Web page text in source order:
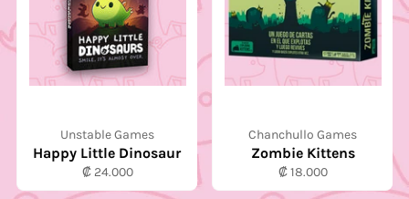
Unstable Games
Happy Little Dinosaur
Precio
habitual
₡ 24.000
Chanchullo Games
Zombie Kittens
Precio
habitual
₡ 18.000